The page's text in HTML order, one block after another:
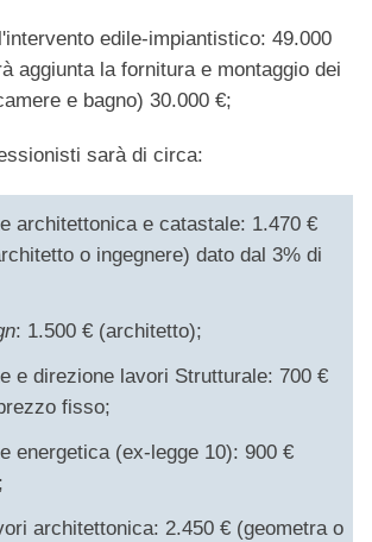
edile-impiantistico: 49.000
aggiunta la fornitura e montaggio dei
e bagno) 30.000 €;
sarà di circa:
architettonica e catastale: 1.470 €
o ingegnere) dato dal 3% di
: 1.500 € (architetto);
e direzione lavori Strutturale: 700 €
fisso;
energetica (ex-legge 10): 900 €
architettonica: 2.450 € (geometra o